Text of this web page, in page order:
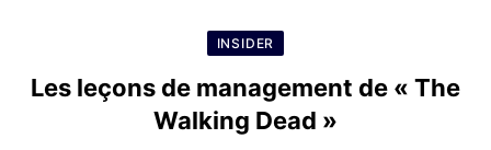
INSIDER
Les leçons de management de « The
Walking Dead »